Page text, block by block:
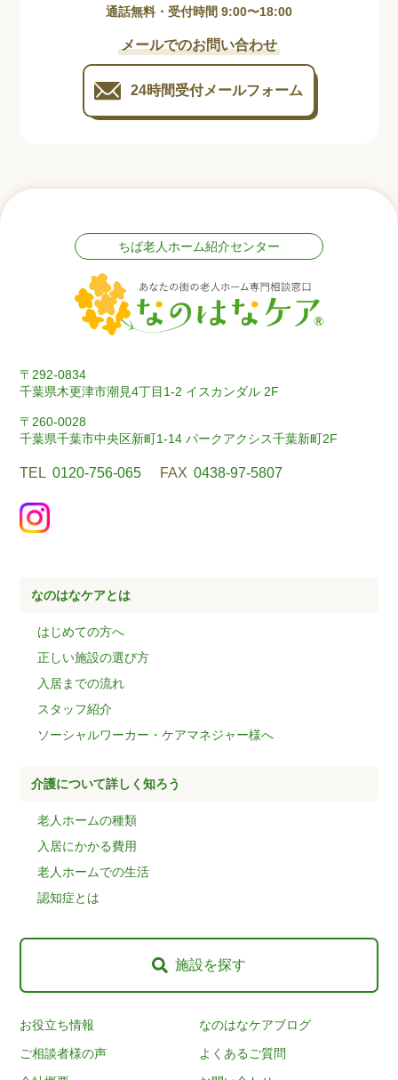
通話無料・受付時間 9:00〜18:00
メールでのお問い合わせ
24時間受付メールフォーム
ちば老人ホーム紹介センター
〒292-0834
千葉県木更津市潮見4丁目1-2 イスカンダル 2F
〒260-0028
千葉県千葉市中央区新町1-14 パークアクシス千葉新町2F
TEL 0120-756-065 FAX 0438-97-5807
施設を探す
お役立ち情報
なのはなケアブログ
ご相談者様の声
よくあるご質問
なのはなケアとは
はじめての方へ
正しい施設の選び方
入居までの流れ
スタッフ紹介
ソーシャルワーカー・ケアマネジャー様へ
介護について詳しく知ろう
老人ホームの種類
入居にかかる費用
老人ホームでの生活
認知症とは